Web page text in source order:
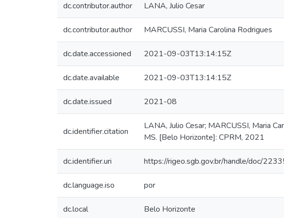
dc.contributor.author LANA, Julio Cesar
dc.contributor.author MARCUSSI, Maria Carolina Rodrigues
dc.date.accessioned 2021-09-03T13:14:15Z
dc.date.available 2021-09-03T13:14:15Z
dc.date.issued 2021-08
dc.identifier.citation
LANA, Julio Cesar; MARCUSSI, Maria
MS. [Belo Horizonte]: CPRM, 2021
dc.identifier.uri https://rigeo.sgb.gov.br/handle/doc/
dc.language.iso por
dc.local Belo Horizonte